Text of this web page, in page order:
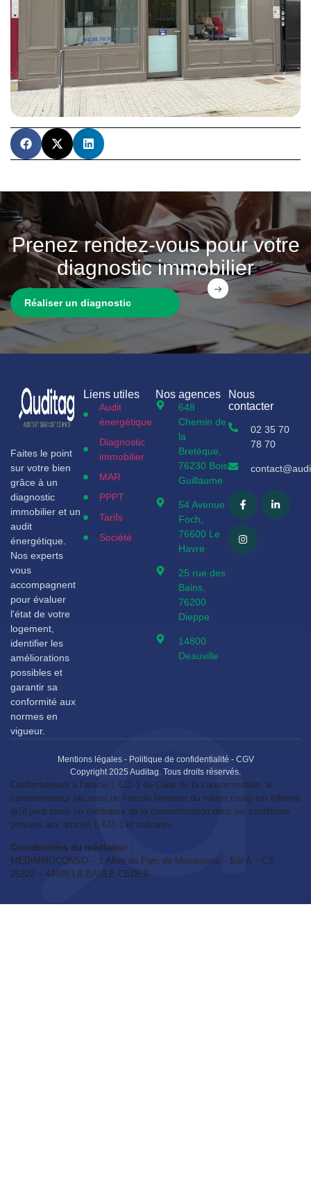
Prenez rendez-vous pour votre
diagnostic immobilier
Réaliser un diagnostic
Faites le point
sur votre bien
grâce à un
diagnostic
immobilier et un
audit
énergétique.
Nos experts
vous
accompagnent
pour évaluer
l'état de votre
logement,
identifier les
améliorations
possibles et
garantir sa
conformité aux
normes en
vigueur.
Liens utiles
Audit
énergétique
Diagnostic
immobilier
MAR
PPPT
Tarifs
Société
Nos agences
648
Chemin de
la
Bretèque,
76230 Bois
Guillaume
54 Avenue
Foch,
76600 Le
Havre
25 rue des
Bains,
76200
Dieppe
14800
Deauville
Nous
contacter
02 35 70
78 70
Mentions légales- Politique de confidentialité - CGV
Copyright 2025 Auditag. Tous droits réservés.
Conformément à l’article L 611-1 du Code de la consommation, le
consommateur (au sens de l’article liminaire du même code) est informé
qu’il peut saisir un médiateur de la consommation dans les conditions
prévues aux articles L 611-1 et suivants.
Coordonnées du médiateur :
MEDIMMOCONSO – 1 Allée du Parc de Mesemena – Bât A – CS
25222 – 44505 LA BAULE CEDEX